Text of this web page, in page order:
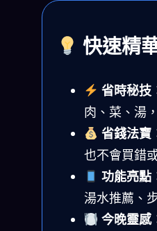
快速精
省時秘技
肉、菜、湯
省錢法寶
也不會買錯
功能亮點
湯水推薦、
今晚靈感